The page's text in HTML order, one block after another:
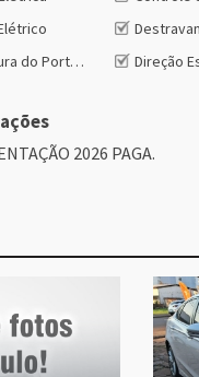
do Porta Malas na Chave
Direção
2026 PAGA.